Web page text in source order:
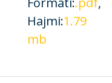
Hajmi:1.79
mb